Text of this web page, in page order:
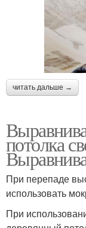
читать дальше →
потолка
При перепаде
использовать
При